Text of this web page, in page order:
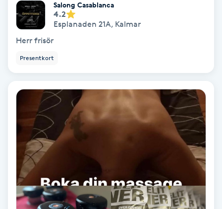
Lashlift Keratin
LED-ljusterapi
Liktornar
LPG
LPG-behandling
LPG-massage
Luggklippning
Salong Casablanca
4.2
Esplanaden 21A, Kalmar
Herr frisör
Presentkort